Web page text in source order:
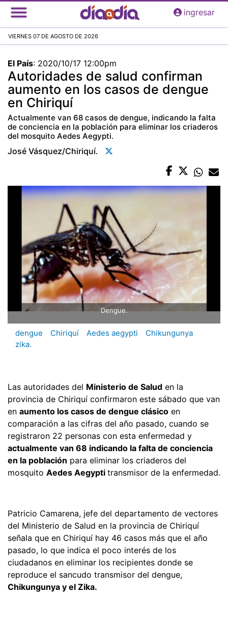
Pasar
al
principal
ingresar
VIERNES 07 DE AGOSTO DE 2026
El País: 2020/10/17 12:00pm
Autoridades de salud confirman
aumento en los casos de dengue
en Chiriquí
Actualmente van 68 casos de dengue, indicando la falta
de conciencia en la población para eliminar los criaderos
del mosquito Aedes Aegypti.
José Vásquez/chiriquí.
Dengue.
dengue Chiriquí Aedes aegypti
Chikungunya
zika.
Las autoridades del Ministerio de Salud en la
provincia de Chiriquí confirmaron este sábado que van
en aumento los casos de dengue clásico en
comparación a las cifras del año pasado, cuando se
registraron 22 personas con esta enfermedad y
actualmente van 68 indicando la falta de conciencia
en la población para eliminar los criaderos del
mosquito Aedes Aegypti transmisor de la enfermedad.
Patricio Camarena, jefe del departamento de vectores
del Ministerio de Salud en la provincia de Chiriquí
señala que en Chiriquí hay 46 casos más que el año
pasado, lo que indica el poco interés de los
ciudadanos en eliminar los recipientes donde se
reproduce el sancudo transmisor del dengue,
Chikungunya y el Zika.